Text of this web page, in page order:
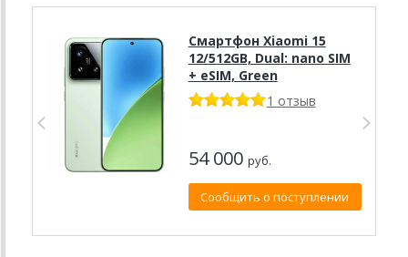
Смартфон Xiaomi 15
12/512GB, Dual: nano SIM
+ eSIM, Green
1 отзыв
54 000 руб.
Сообщить о поступлении